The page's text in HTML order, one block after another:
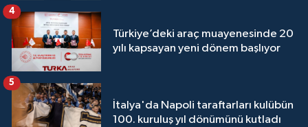
Türkiye’deki araç muayenesinde 20
yılı kapsayan yeni dönem başlıyor
4
İtalya'da Napoli taraftarları kulübün
100. kuruluş yıl dönümünü kutladı
5